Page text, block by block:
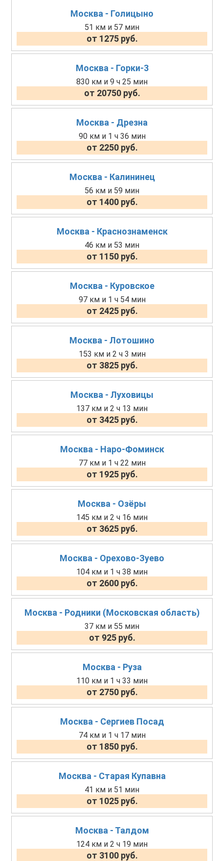
Москва - Голицыно
51 км и 57 мин
от 1275 руб.
Москва - Горки-3
830 км и 9 ч 25 мин
от 20750 руб.
Москва - Дрезна
90 км и 1 ч 36 мин
от 2250 руб.
Москва - Калининец
56 км и 59 мин
от 1400 руб.
Москва - Краснознаменск
46 км и 53 мин
от 1150 руб.
Москва - Куровское
97 км и 1 ч 54 мин
от 2425 руб.
Москва - Лотошино
153 км и 2 ч 3 мин
от 3825 руб.
Москва - Луховицы
137 км и 2 ч 13 мин
от 3425 руб.
Москва - Наро-Фоминск
77 км и 1 ч 22 мин
от 1925 руб.
Москва - Озёры
145 км и 2 ч 16 мин
от 3625 руб.
Москва - Орехово-Зуево
104 км и 1 ч 38 мин
от 2600 руб.
Москва - Родники (Московская область)
37 км и 55 мин
от 925 руб.
Москва - Руза
110 км и 1 ч 33 мин
от 2750 руб.
Москва - Сергиев Посад
74 км и 1 ч 17 мин
от 1850 руб.
Москва - Старая Купавна
41 км и 51 мин
от 1025 руб.
Москва - Талдом
124 км и 2 ч 19 мин
от 3100 руб.